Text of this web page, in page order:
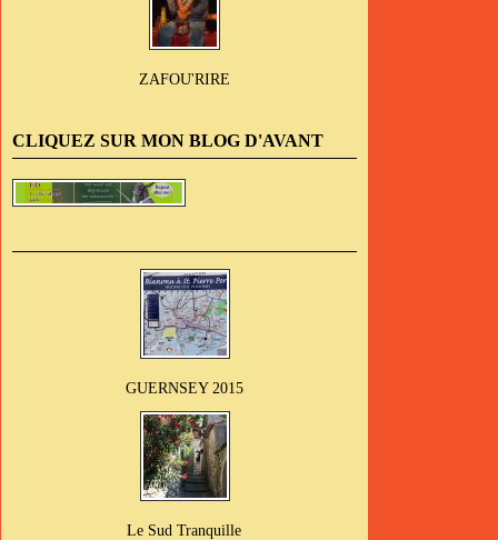
ZAFOU'RIRE
CLIQUEZ SUR MON BLOG D'AVANT
GUERNSEY 2015
Le Sud Tranquille